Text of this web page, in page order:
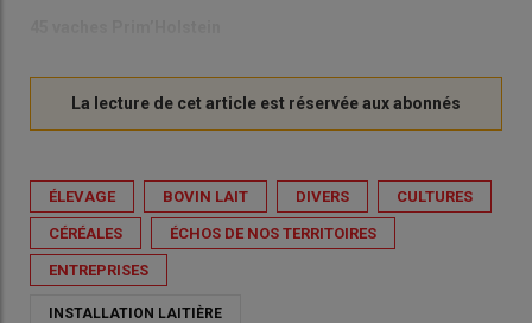
ÉLEVAGE BOVIN LAIT DIVERS CULTURES
CÉRÉALES ÉCHOS DE NOS TERRITOIRES
ENTREPRISES
INSTALLATION LAITIÈRE